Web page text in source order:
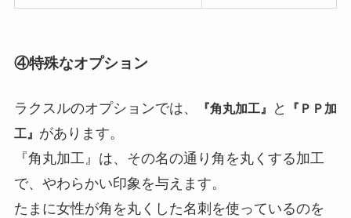
④特殊なオプション
ラクスルのオプションでは、 『角丸加工』 と
『ＰＰ加
工』 があります。
『角丸加工』は、その名の通り角を丸くする加工
で、やわらかい印象を与えます。
たまに女性が角を丸くした名刺を使っているのを